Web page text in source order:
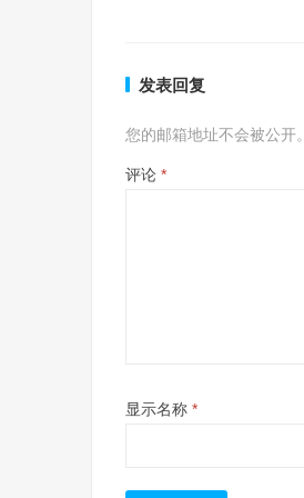
发表回复
您的邮箱地址不会被公开。
评论 *
显示名称 *